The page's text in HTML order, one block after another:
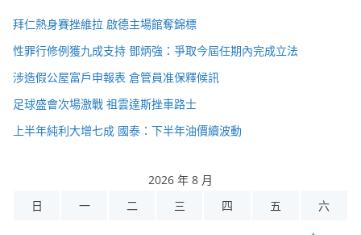
拜仁熱身賽挫維拉 啟德主場館奪錦標
性罪行修例獲九成支持 鄧炳強：爭取今屆任期內完成立法
涉造假公屋富戶申報表 倉管員准保釋候訊
足球盛會次場激戰 祖雲達斯挫車路士
上半年純利大增七成 國泰：下半年油價續波動
2026 年 8 月
日
一 二 三 四 五 六